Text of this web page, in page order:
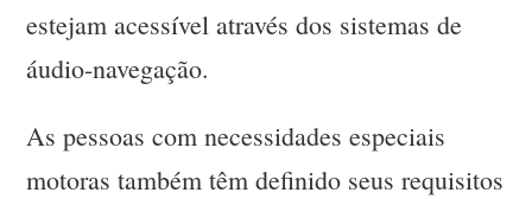
estejam acessível através dos sistemas de
áudio-navegação.
As pessoas com necessidades especiais
motoras também têm definido seus requisitos